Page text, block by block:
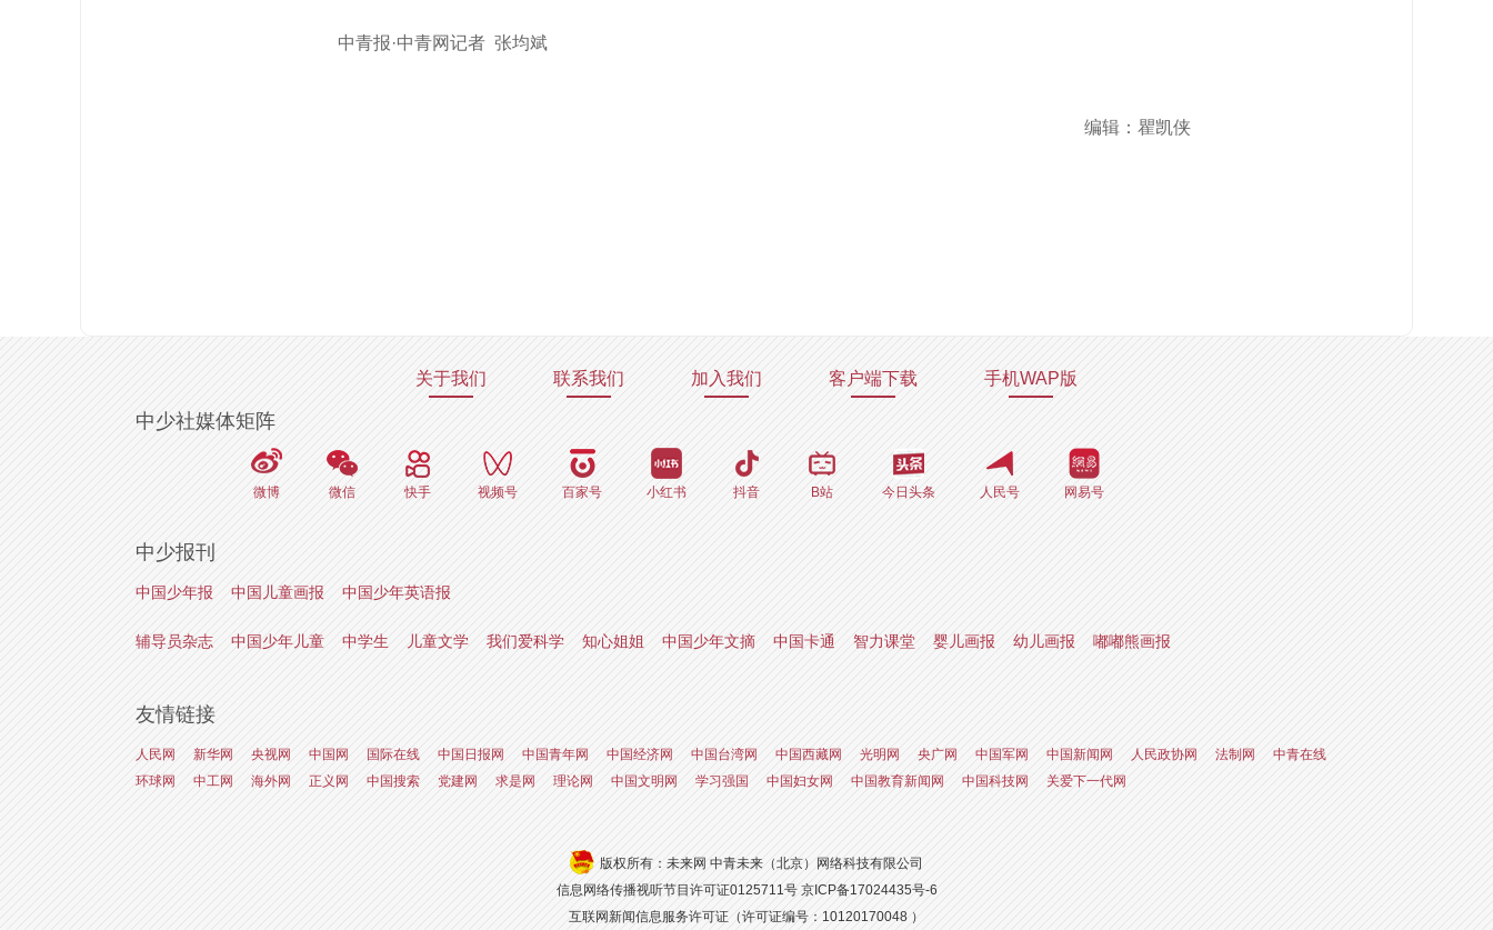
中青报·中青网记者 张均斌
编辑：瞿凯侠
关于我们 联系我们 加入我们 客户端下载 手机WAP版
中少社媒体矩阵
微博 微信 快手 视频号 百家号 小红书 抖音 B站 今日头条 人民号 网易号
中少报刊
中国少年报 中国儿童画报 中国少年英语报
辅导员杂志 中国少年儿童 中学生 儿童文学 我们爱科学 知心姐姐 中国少年文摘 中国卡通 智力课堂 婴儿画报 幼儿画报 嘟嘟熊画报
友情链接
人民网 新华网 央视网 中国网 国际在线 中国日报网 中国青年网 中国经济网 中国台湾网 中国西藏网 光明网 央广网 中国军网 中国新闻网 人民政协网 法制网
中青在线
环球网
中工网 海外网 正义网 中国搜索 党建网 求是网 理论网 中国文明网 学习强国 中国妇女网 中国教育新闻网 中国科技网 关爱下一代网
版权所有：未来网 中青未来（北京）网络科技有限公司
信息网络传播视听节目许可证0125711号 京ICP备17024435号-6
互联网新闻信息服务许可证（许可证编号：10120170048 ）